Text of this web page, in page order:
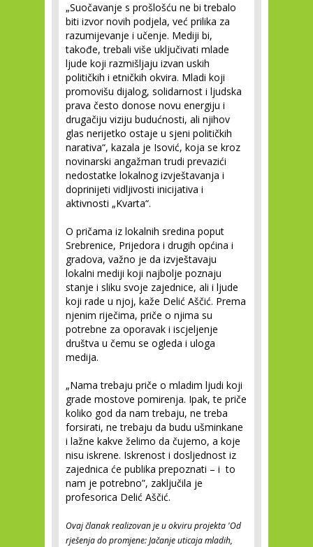
„Suočavanje s prošlošću ne bi trebalo
biti izvor novih podjela, već prilika za
razumijevanje i učenje. Mediji bi,
takođe, trebali više uključivati mlade
ljude koji razmišljaju izvan uskih
političkih i etničkih okvira. Mladi koji
promovišu dijalog, solidarnost i ljudska
prava često donose novu energiju i
drugačiju viziju budućnosti, ali njihov
glas nerijetko ostaje u sjeni političkih
narativa“, kazala je Isović, koja se kroz
novinarski angažman trudi prevazići
nedostatke lokalnog izvještavanja i
doprinijeti vidljivosti inicijativa i
aktivnosti „Kvarta“.
O pričama iz lokalnih sredina poput
Srebrenice, Prijedora i drugih općina i
gradova, važno je da izvještavaju
lokalni mediji koji najbolje poznaju
stanje i sliku svoje zajednice, ali i ljude
koji rade u njoj, kaže Delić Aščić. Prema
njenim riječima, priče o njima su
potrebne za oporavak i iscjeljenje
društva u čemu se ogleda i uloga
medija.
„Nama trebaju priče o mladim ljudi koji
grade mostove pomirenja. Ipak, te priče
koliko god da nam trebaju, ne treba
forsirati, ne trebaju da budu ušminkane
i lažne kakve želimo da čujemo, a koje
nisu iskrene. Iskrenost i dosljednost iz
zajednica će publika prepoznati – i to
nam je potrebno”, zaključila je
profesorica Delić Aščić.
Ovaj članak realizovan je u okviru projekta 'Od
rješenja do promjene: Jačanje uticaja mladih,